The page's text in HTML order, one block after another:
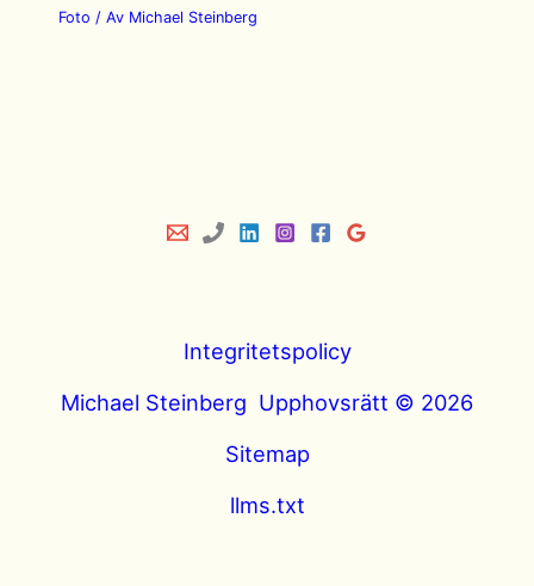
Foto / Av Michael Steinberg
Integritetspolicy
Michael Steinberg Upphovsrätt © 2026
Sitemap
llms.txt